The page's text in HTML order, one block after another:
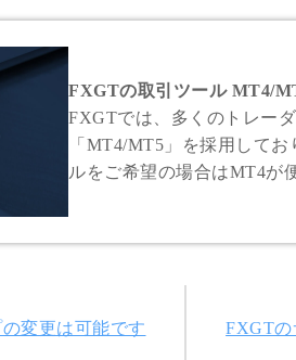
FXGTの取引ツール MT4/
FXGTでは、多くのトレー
「MT4/MT5」を採用して
ルをご希望の場合はMT4が
変更は可能です
FXGTの